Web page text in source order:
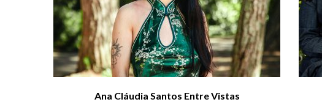
Ana Cláudia Santos Entre Vistas